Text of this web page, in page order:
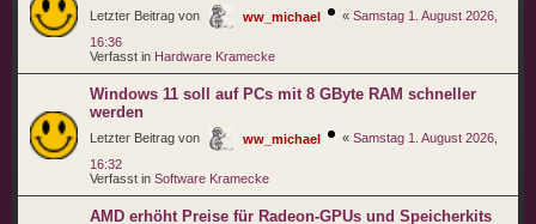
Letzter Beitrag von ww_michael « Samstag 1. August 2026,
16:36
Verfasst in Hardware Kramecke
Windows 11 soll auf PCs mit 8 GByte RAM schneller
werden
Letzter Beitrag von ww_michael « Samstag 1. August 2026,
16:32
Verfasst in Software Kramecke
AMD erhöht Preise für Radeon-GPUs und Speicherkits